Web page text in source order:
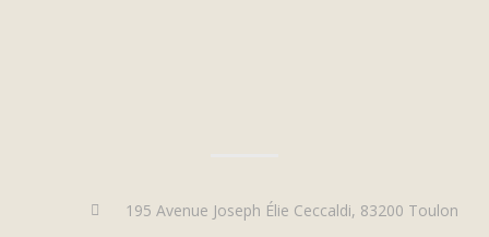
195 Avenue Joseph Élie Ceccaldi, 83200 Toulon